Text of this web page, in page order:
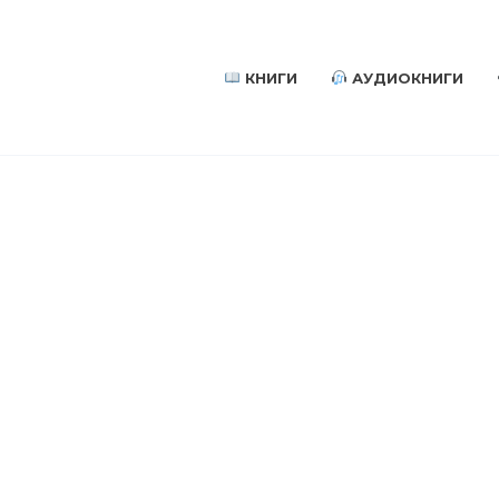
КНИГИ АУДИОКНИГИ